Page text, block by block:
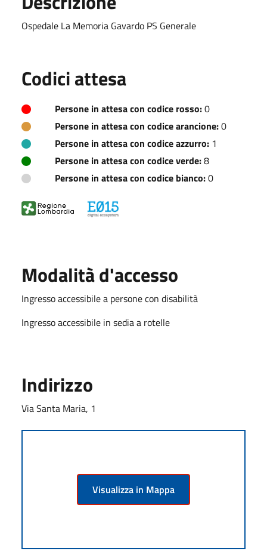
Ospedale La Memoria Gavardo PS Generale
Codici attesa
Persone in attesa con codice rosso:0
Persone in attesa con codice arancione:0
Persone in attesa con codice azzurro: 1
Persone in attesa con codice verde:8
Persone in attesa con codice bianco:0
Modalità d'accesso
Ingresso accessibile a persone con disabilità
Ingresso accessibile in sedia a rotelle
Indirizzo
Via Santa Maria, 1
Visualizza in Mappa